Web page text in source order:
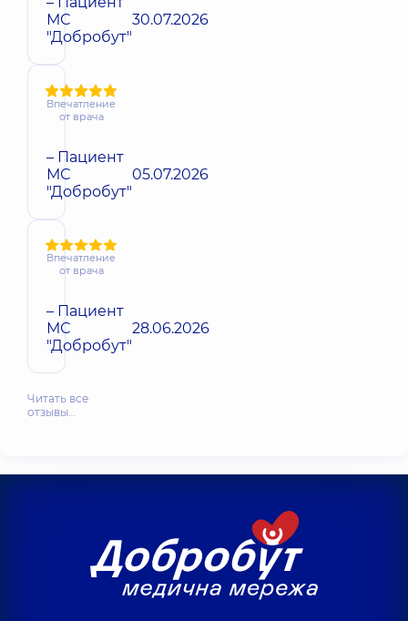
МС
"Добробут"
30.07.2026
Впечатление
от врача
– Пациент
МС
"Добробут"
05.07.2026
Впечатление
от врача
– Пациент
МС
"Добробут"
28.06.2026
Читать все
отзывы…